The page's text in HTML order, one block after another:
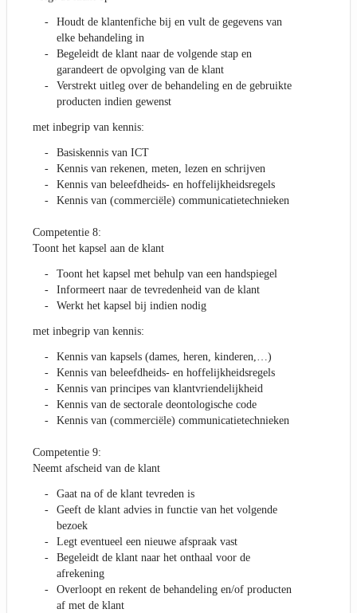
Houdt de klantenfiche bij en vult de gegevens van
elke behandeling in
Begeleidt de klant naar de volgende stap en
garandeert de opvolging van de klant
Verstrekt uitleg over de behandeling en de gebruikte
producten indien gewenst
met inbegrip van kennis:
Basiskennis van ICT
Kennis van rekenen, meten, lezen en schrijven
Kennis van beleefdheids- en hoffelijkheidsregels
Kennis van (commerciële) communicatietechnieken
Competentie 8:
Toont het kapsel aan de klant
Toont het kapsel met behulp van een handspiegel
Informeert naar de tevredenheid van de klant
Werkt het kapsel bij indien nodig
met inbegrip van kennis:
Kennis van kapsels (dames, heren, kinderen,…)
Kennis van beleefdheids- en hoffelijkheidsregels
Kennis van principes van klantvriendelijkheid
Kennis van de sectorale deontologische code
Kennis van (commerciële) communicatietechnieken
Competentie 9:
Neemt afscheid van de klant
Gaat na of de klant tevreden is
Geeft de klant advies in functie van het volgende
bezoek
Legt eventueel een nieuwe afspraak vast
Begeleidt de klant naar het onthaal voor de
afrekening
Overloopt en rekent de behandeling en/of producten
af met de klant